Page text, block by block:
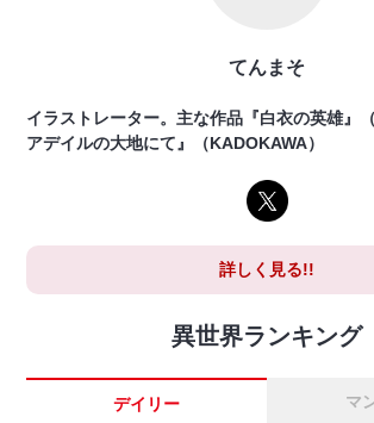
てんまそ
イラストレーター。主な作品『白衣の英雄』
アデイルの大地にて』（KADOKAWA）
詳しく見る!!
異世界ランキング
デイリー マ